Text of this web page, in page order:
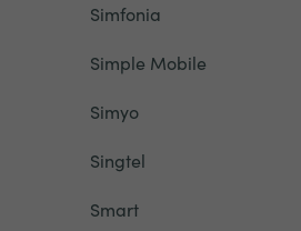
Simfonia
Simple Mobile
Simyo
Singtel
Smart